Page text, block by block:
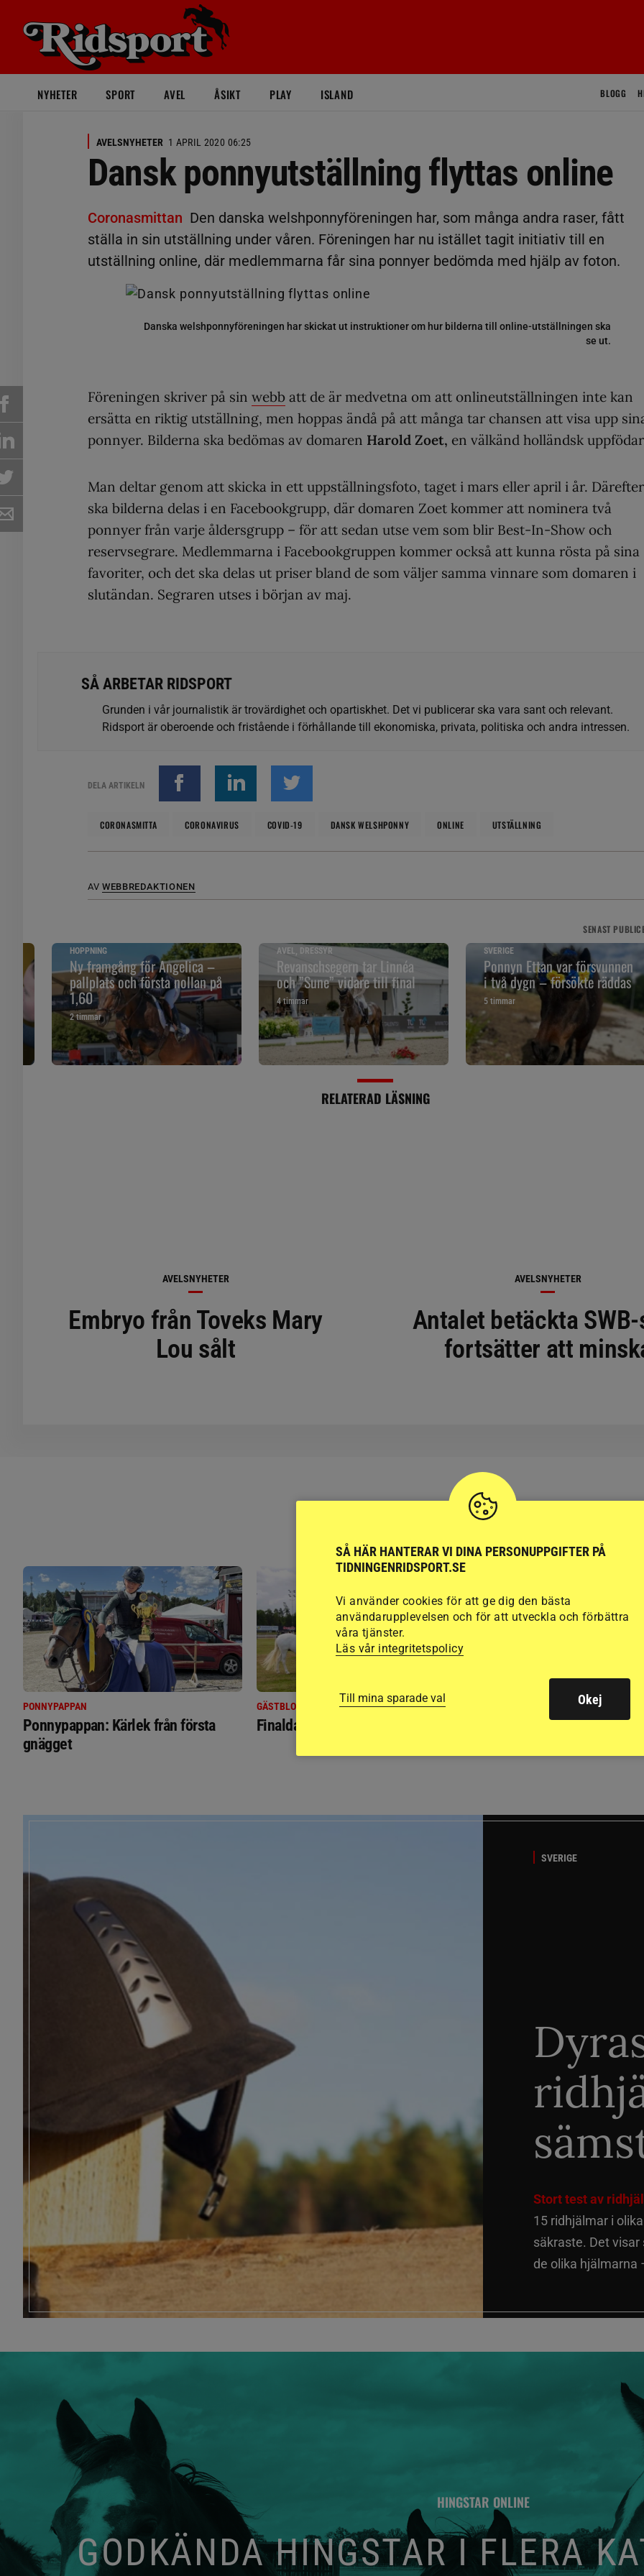
NYHETER SPORT AVEL ÅSIKT PLAY ISLAND BLOGG
AVELSNYHETER 1 APRIL 2020 06:25
Dansk ponnyutställning flyttas online
Coronasmittan Den danska welshponnyföreningen har, som många andra raser, fått
ställa in sin utställning under våren. Föreningen har nu istället tagit initiativ till en
utställning online, där medlemmarna får sina ponnyer bedömda med hjälp av foton.
Danska welshponnyföreningen har skickat ut instruktioner om hur bilderna till online-utställningen ska
se ut.
Föreningen skriver på sin webb att de är medvetna om att onlineutställningen inte kan
ersätta en riktig utställning, men hoppas ändå på att många tar chansen att visa upp
ponnyer. Bilderna ska bedömas av domaren Harold Zoet, en välkänd holländsk
Man deltar genom att skicka in ett uppställningsfoto, taget i mars eller april i år. Därefter
ska bilderna delas i en Facebookgrupp, där domaren Zoet kommer att nominera två
ponnyer från varje åldersgrupp – för att sedan utse vem som blir Best-In-Show och
reservsegrare. Medlemmarna i Facebookgruppen kommer också att kunna rösta på sina
favoriter, och det ska delas ut priser bland de som väljer samma vinnare som domaren i
slutändan. Segraren utses i början av maj.
SÅ ARBETAR RIDSPORT
Grunden i vår journalistik är trovärdighet och opartiskhet. Det vi publicerar ska vara sant och relevant.
Ridsport är oberoende och fristående i förhållande till ekonomiska, privata, politiska och andra intressen.
DELA ARTIKELN
CORONASMITTA CORONAVIRUS COVID-19 DANSK WELSHPONNY ONLINE UTSTÄLLNING
AV WEBBREDAKTIONEN
SENAST
HOPPNING
Ny framgång för Angelica –
pallplats och första nollan på
1,60
2 timmar
AVEL, DRESSYR
Revanschsegern tar Linnéa
och ”Sune” vidare till final
4 timmar
SVERIGE
Ponnyn Ettan var försvunnen
i två dygn – försökte räddas
5 timmar
RELATERAD LÄSNING
AVELSNYHETER
Embryo från Toveks Mary
Lou sålt
AVELSNYHETER
Antalet betäckta
fortsätter att
BLOGGAR
PONNYPAPPAN
Ponnypappan: Kärlek från första
gnägget
GÄSTBLOGGEN
Finaldag med jubileumsutställning Så gick det på helgens
SVERIGE
Stort test av
15 ridhjälmar i
säkraste. Det
de olika hjälmarna
HINGSTAR ONLINE
GODKÄNDA HINGSTAR I FLERA
SÅ HÄR HANTERAR VI DINA PERSONUPPGIFTER PÅ
TIDNINGENRIDSPORT.SE
Vi använder cookies för att ge dig den bästa
användarupplevelsen och för att utveckla och förbättra
våra tjänster.
Läs vår integritetspolicy
Till mina sparade val Okej